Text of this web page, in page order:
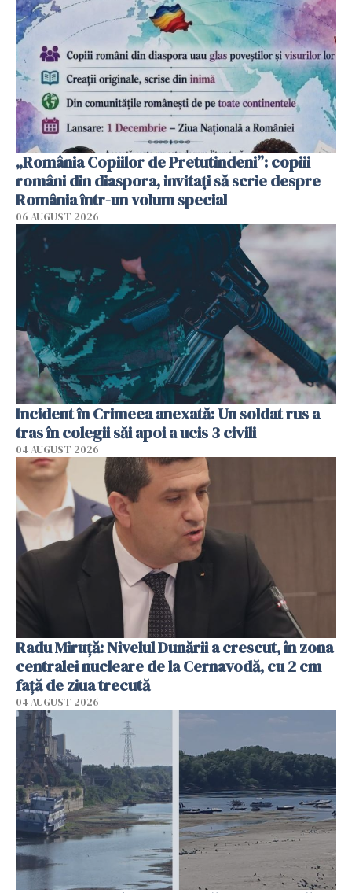
„România Copiilor de Pretutindeni”: copiii
români din diaspora, invitați să scrie despre
România într-un volum special
06 AUGUST 2026
Incident în Crimeea anexată: Un soldat rus a
tras în colegii săi apoi a ucis 3 civili
04 AUGUST 2026
Radu Miruţă: Nivelul Dunării a crescut, în zona
centralei nucleare de la Cernavodă, cu 2 cm
faţă de ziua trecută
04 AUGUST 2026